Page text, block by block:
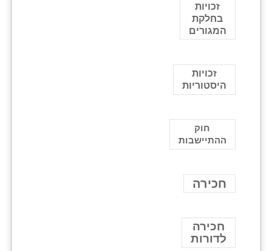
זכויות
בחלקת
המגורים
זכויות
היסטוריות
חוק
ההתיישבות
חכירה
חכירה
לדורות